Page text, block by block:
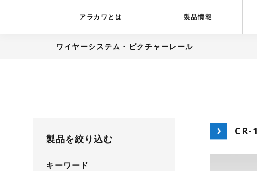
アラカワとは 製品情報
ワイヤーシステム・ピクチャーレール
CR-1
製品を絞り込む
キーワード